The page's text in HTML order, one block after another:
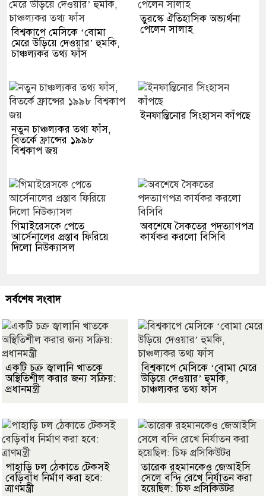
বিশ্বকাপে মেসিকে ‘বোমা
মেরে উড়িয়ে দেওয়ার’ হুমকি,
চাঞ্চল্যকর তথ্য ফাঁস
তুরস্কে ঐতিহাসিক অভ্যর্থনা
পেলেন সালাহ
নতুন চাঞ্চল্যকর তথ্য ফাঁস,
বিতর্কে ফ্রান্সের ১৯৯৮
বিশ্বকাপ জয়
ইনফান্তিনোর সিংহাসন কাঁপছে
গিমাইরেসকে পেতে
আর্সেনালের প্রস্তাব ফিরিয়ে
দিলো নিউক্যাসল
অবশেষে সৈকতের পদত্যাগপত্র
কার্যকর করলো বিসিবি
সর্বশেষ সংবাদ
একটি চক্র জ্বালানি খাতকে
অস্থিতিশীল করার জন্য সক্রিয়:
প্রধানমন্ত্রী
বিশ্বকাপে মেসিকে ‘বোমা মেরে
উড়িয়ে দেওয়ার’ হুমকি,
চাঞ্চল্যকর তথ্য ফাঁস
পাহাড়ি ঢল ঠেকাতে টেকসই
বেড়িবাঁধ নির্মাণ করা হবে:
ত্রাণমন্ত্রী
তারেক রহমানকেও জেআইসি
সেলে বন্দি রেখে নির্যাতন করা
হয়েছিল: চিফ প্রসিকিউটর